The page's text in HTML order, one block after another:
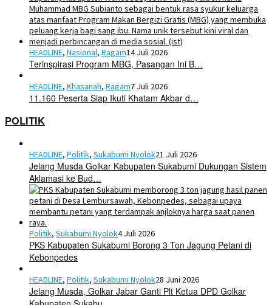
HEADLINE, Nasional, Ragam14 Juli 2026
Terinspirasi Program MBG, Pasangan Ini B…
HEADLINE, Khasanah, Ragam7 Juli 2026
11.160 Peserta Siap Ikuti Khatam Akbar d…
POLITIK
HEADLINE, Politik, Sukabumi Nyolok21 Juli 2026
Jelang Musda Golkar Kabupaten Sukabumi Dukungan Sistem
Aklamasi ke Bud…
Politik, Sukabumi Nyolok4 Juli 2026
PKS Kabupaten Sukabumi Borong 3 Ton Jagung Petani di
Kebonpedes
HEADLINE, Politik, Sukabumi Nyolok28 Juni 2026
Jelang Musda, Golkar Jabar Ganti Plt Ketua DPD Golkar